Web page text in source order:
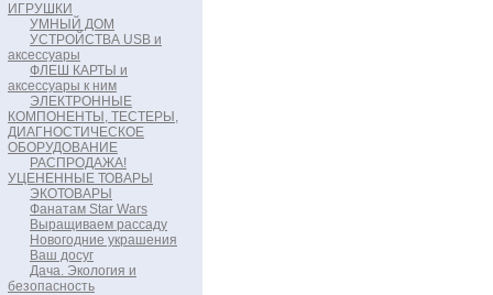
ИГРУШКИ
УМНЫЙ ДОМ
УСТРОЙСТВА USB и
аксессуары
ФЛЕШ КАРТЫ и
аксессуары к ним
ЭЛЕКТРОННЫЕ
КОМПОНЕНТЫ, ТЕСТЕРЫ,
ДИАГНОСТИЧЕСКОЕ
ОБОРУДОВАНИЕ
РАСПРОДАЖА!
УЦЕНЕННЫЕ ТОВАРЫ
ЭКОТОВАРЫ
Фанатам Star Wars
Выращиваем рассаду
Новогодние украшения
Ваш досуг
Дача. Экология и
безопасность